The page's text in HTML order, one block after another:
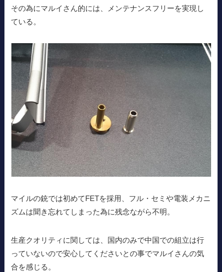
その為にマルイさん的には、メンテナンスフリーを実現し
ている。
マイルの銃では初めてFETを採用、フル・セミや電装メカニ
ズムは聞き忘れてしまった為に残念ながら不明。
生産クオリティに関しては、国内のみで中国での組立は行
っていないので安心してくださいとの事でマルイさんの気
合を感じる。